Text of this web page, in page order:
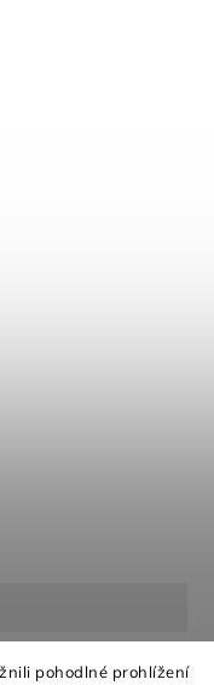
pohodlné prohlížení